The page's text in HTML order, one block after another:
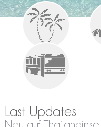
Last Updates
Neu auf Thailandinsel